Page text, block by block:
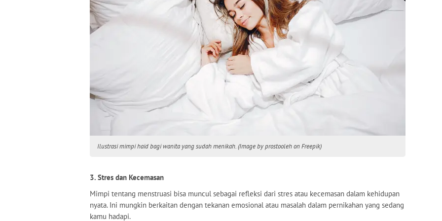
Ilustrasi mimpi haid bagi wanita yang sudah menikah. (Image by prostooleh on Freepik)
3. Stres dan Kecemasan
Mimpi tentang menstruasi bisa muncul sebagai refleksi dari stres atau kecemasan dalam kehidupan
nyata. Ini mungkin berkaitan dengan tekanan emosional atau masalah dalam pernikahan yang sedang
kamu hadapi.